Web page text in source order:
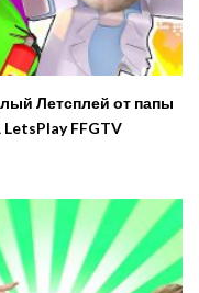
Летсплей от папы
FFGTV